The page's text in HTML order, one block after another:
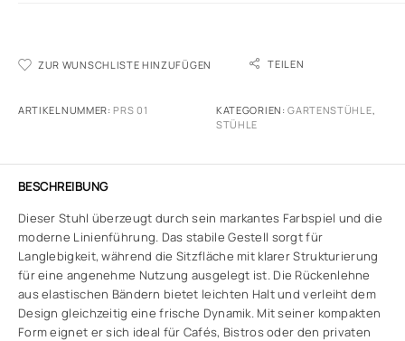
ZUR WUNSCHLISTE HINZUFÜGEN TEILEN
ARTIKELNUMMER:PRS 01 KATEGORIEN:GARTENSTÜHLE,
STÜHLE
BESCHREIBUNG
Dieser Stuhl überzeugt durch sein markantes Farbspiel und die
moderne Linienführung. Das stabile Gestell sorgt für
Langlebigkeit, während die Sitzfläche mit klarer Strukturierung
für eine angenehme Nutzung ausgelegt ist. Die Rückenlehne
aus elastischen Bändern bietet leichten Halt und verleiht dem
Design gleichzeitig eine frische Dynamik. Mit seiner kompakten
Form eignet er sich ideal für Cafés, Bistros oder den privaten